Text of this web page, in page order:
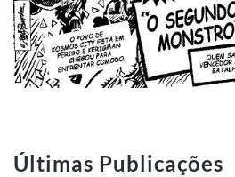
Últimas Publicações